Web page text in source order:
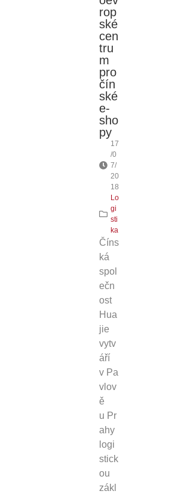
rop
ské
cen
tru
m
pro
čín
ské
e-
sho
py
17
/0
7/
20
18
Lo
gi
sti
ka
Číns
ká
spol
ečn
ost
Hua
jie
vytv
áří
v Pa
vlov
ě
u Pr
ahy
logi
stick
ou
zákl